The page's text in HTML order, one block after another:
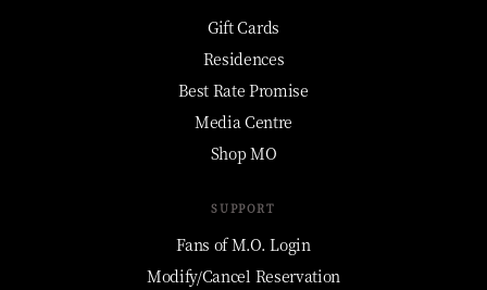
Gift Cards
Residences
Best Rate Promise
Media Centre
Shop MO
SUPPORT
Fans of M.O. Login
Modify/Cancel Reservation